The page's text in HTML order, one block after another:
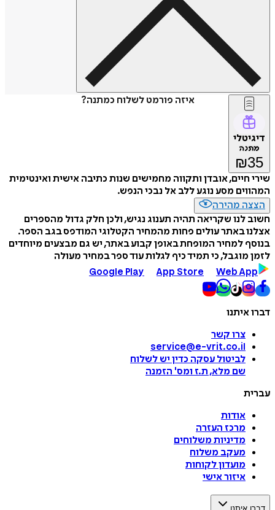
איזה פורמט לשלוח כמתנה?
דיגיטלי
מתנה
₪35
שירי חיים, אובדן ותקווה מחמישים שנות כתיבה אישית ואינטימית
המהווים מסע נוגע ללב אל נבכי הנפש.
הצצה מהירה
חשוב לנו שקריאה תהיה תענוג נגיש, ולכן חלק גדול מהספרים
אצלנו באתר עולים פחות מהמחיר הקטלוגי המודפס בגב הספר.
בנוסף למחיר המופחת באופן קבוע באתר, יש גם מבצעים מיוחדים
לזמן מוגבל, כי תמיד כיף לגלות עוד ספר במחיר מעולה
Google Play
App Store Web App
דברו איתנו
צרו קשר
service@e-vrit.co.il
לביטול עסקה כדין יש לשלוח
שם מלא, ת.ז ומס' הזמנה
עברית
אודות
מרכז העזרה
מדיניות משלוחים
מעקב משלוח
מועדון לקוחות
איזור אישי